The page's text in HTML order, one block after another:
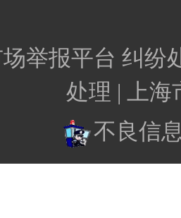
举报平台 纠纷
处理 |
上
不良信